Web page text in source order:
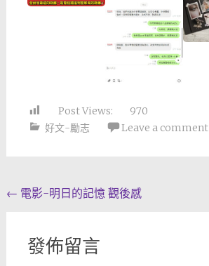
Post Views:
970
好文-勵志
Leave a comment
Post
← 電影-明日的記憶 觀後感
發佈留言